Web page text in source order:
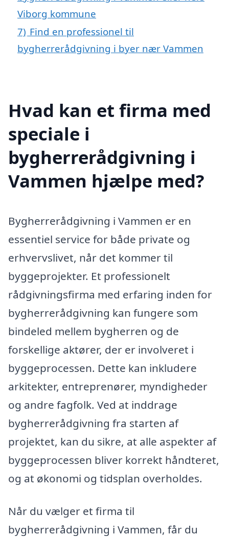
Viborg kommune
7) Find en professionel til
bygherrerådgivning i byer nær Vammen
Hvad kan et firma med
speciale i
bygherrerådgivning i
Vammen hjælpe med?
Bygherrerådgivning i Vammen er en
essentiel service for både private og
erhvervslivet, når det kommer til
byggeprojekter. Et professionelt
rådgivningsfirma med erfaring inden for
bygherrerådgivning kan fungere som
bindeled mellem bygherren og de
forskellige aktører, der er involveret i
byggeprocessen. Dette kan inkludere
arkitekter, entreprenører, myndigheder
og andre fagfolk. Ved at inddrage
bygherrerådgivning fra starten af
projektet, kan du sikre, at alle aspekter af
byggeprocessen bliver korrekt håndteret,
og at økonomi og tidsplan overholdes.
Når du vælger et firma til
bygherrerådgivning i Vammen, får du